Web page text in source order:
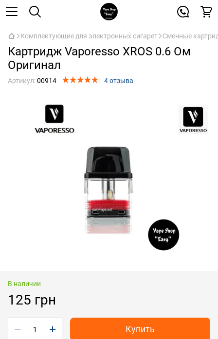
Комплектующие для электронных сигарет Сменные
Картридж Vaporesso XROS 0.6 Ом
Оригинал
Артикул:00914 4 отзыва
В наличии
125 грн
Купить